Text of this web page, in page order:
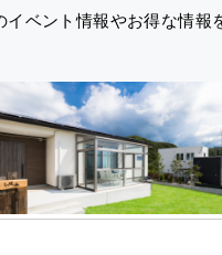
イベント情報やお得な情報